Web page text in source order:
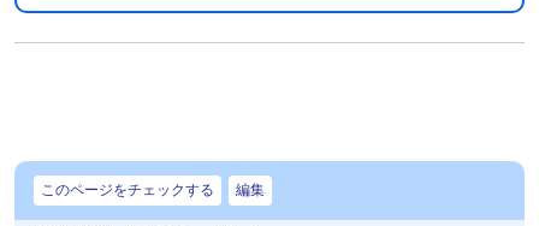
このページをチェックする 編集